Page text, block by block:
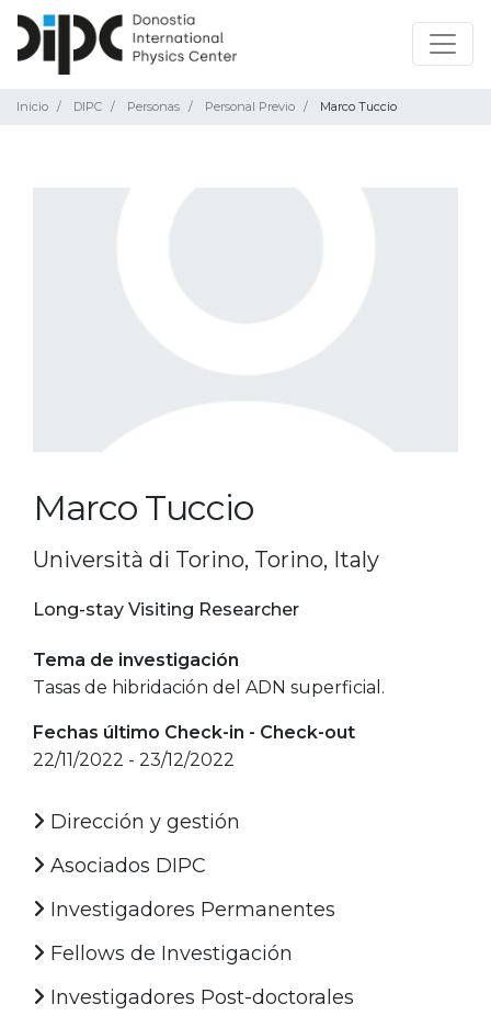
Inicio DIPC Personas Personal Previo Marco Tuccio
Marco Tuccio
Università di Torino, Torino, Italy
Long-stay Visiting Researcher
Tema de investigación
Tasas de hibridación del ADN superficial.
Fechas último Check-in - Check-out
22/11/2022 - 23/12/2022
Dirección y gestión
Asociados DIPC
Investigadores Permanentes
Fellows de Investigación
Investigadores Post-doctorales